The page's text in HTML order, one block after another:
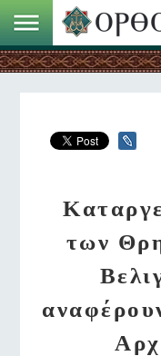
των